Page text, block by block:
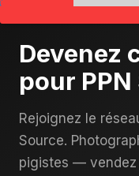
Devenez
Devenez
pour
Rejoignez le
Source.
pigistes — vendez